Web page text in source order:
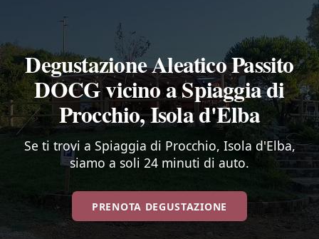
Degustazione Aleatico Passito
DOCG vicino a Spiaggia di
Procchio, Isola d'Elba
Se ti trovi a Spiaggia di Procchio, Isola d'Elba,
siamo a soli 24 minuti di auto.
PRENOTA DEGUSTAZIONE